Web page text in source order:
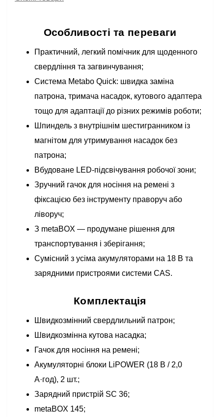
Особливості та переваги
Практичний, легкий помічник для щоденного
свердління та загвинчування;
Система Metabo Quick: швидка заміна
патрона, тримача насадок, кутового адаптера
тощо для адаптації до різних режимів роботи;
Шпиндель з внутрішнім шестигранником із
магнітом для утримування насадок без
патрона;
Вбудоване LED-підсвічування робочої зони;
Зручний гачок для носіння на ремені з
фіксацією без інструменту праворуч або
ліворуч;
З metaBOX — продумане рішення для
транспортування і зберігання;
Сумісний з усіма акумуляторами на 18 В та
зарядними пристроями системи CAS.
Комплектація
Швидкозмінний свердлильний патрон;
Швидкозмінна кутова насадка;
Гачок для носіння на ремені;
Акумуляторні блоки LiPOWER (18 В / 2,0
А·год), 2 шт.;
Зарядний пристрій SC 36;
metaBOX 145;